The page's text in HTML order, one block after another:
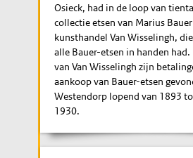
Osieck, had in de loop van
collectie etsen van Marius
kunsthandel Van Wisselingh,
alle Bauer-etsen in handen had.
van Van Wisselingh zijn
aankoop van Bauer-etsen
Westendorp lopend van 1893
1930.